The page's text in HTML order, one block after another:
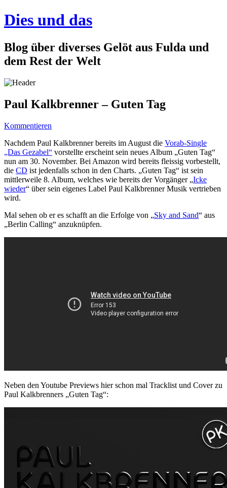
Dies und das
Blog über diverses Gelöt aus Fulda und
dem Rest der Welt
Paul Kalkbrenner – Guten Tag
Kommentieren
Nachdem Paul Kalkbrenner bereits im August die Vorab-Single
„Das Gezabel“ vorstellte erscheint sein neues Album „Guten Tag“
nun am 30. November. Bei Amazon wird bereits fleissig vorbestellt,
die CD ist jedenfalls schon in den Charts. „Guten Tag“ ist sein
mittlerweile 8. Album, welches wie bereits der Vorgänger „Icke
wieder“ über sein eigenes Label Paul Kalkbrenner Musik vertrieben
wird.
Mal sehen ob er es schafft an die Erfolge von „Sky and Sand“ aus
„Berlin Calling“ anzuknüpfen.
Neben den Youtube Previews hier schon mal Tracklist und Cover zu
Paul Kalkbrenners „Guten Tag“: